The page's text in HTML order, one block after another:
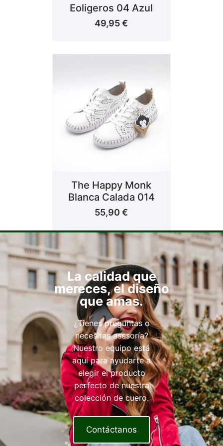
Eoligeros 04 Azul
49,95€
The Happy Monk
Blanca Calada 014
55,90€
La calidad que
mereces, el diseño
que amas.
¿Tienes preguntas o
necesitas asesoría?
Nuestro equipo está
aquí para ayudarte a
elegir el producto
perfecto de nuestra
colección de cuero.
Contáctanos